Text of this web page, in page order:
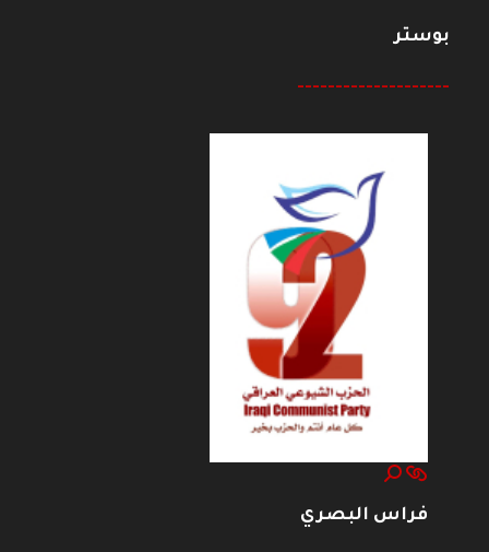
بوستر
--------------------
فراس البصري